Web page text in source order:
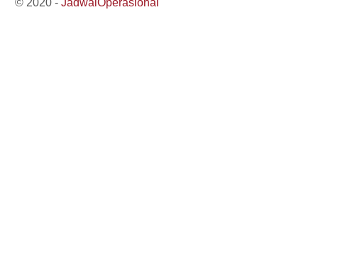
© 2020 - JadwalOperasional